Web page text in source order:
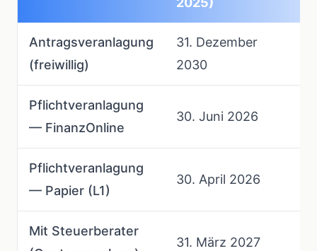
Antragsveranlagung
(freiwillig)
31. Dezember
2030
Pflichtveranlagung
— FinanzOnline
30. Juni 2026
Pflichtveranlagung
— Papier (L1)
30. April 2026
Mit Steuerberater
31. März 2027